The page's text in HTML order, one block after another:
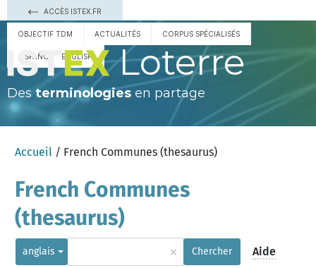
ACCÈS ISTEX.FR
OBJECTIF TDM ACTUALITÉS CORPUS SPÉCIALISÉS
ESPAÑOL ENGLISH Loterre
Des terminologies en partage
Accueil / French Communes (thesaurus)
French Communes
(thesaurus)
anglais × Chercher Aide